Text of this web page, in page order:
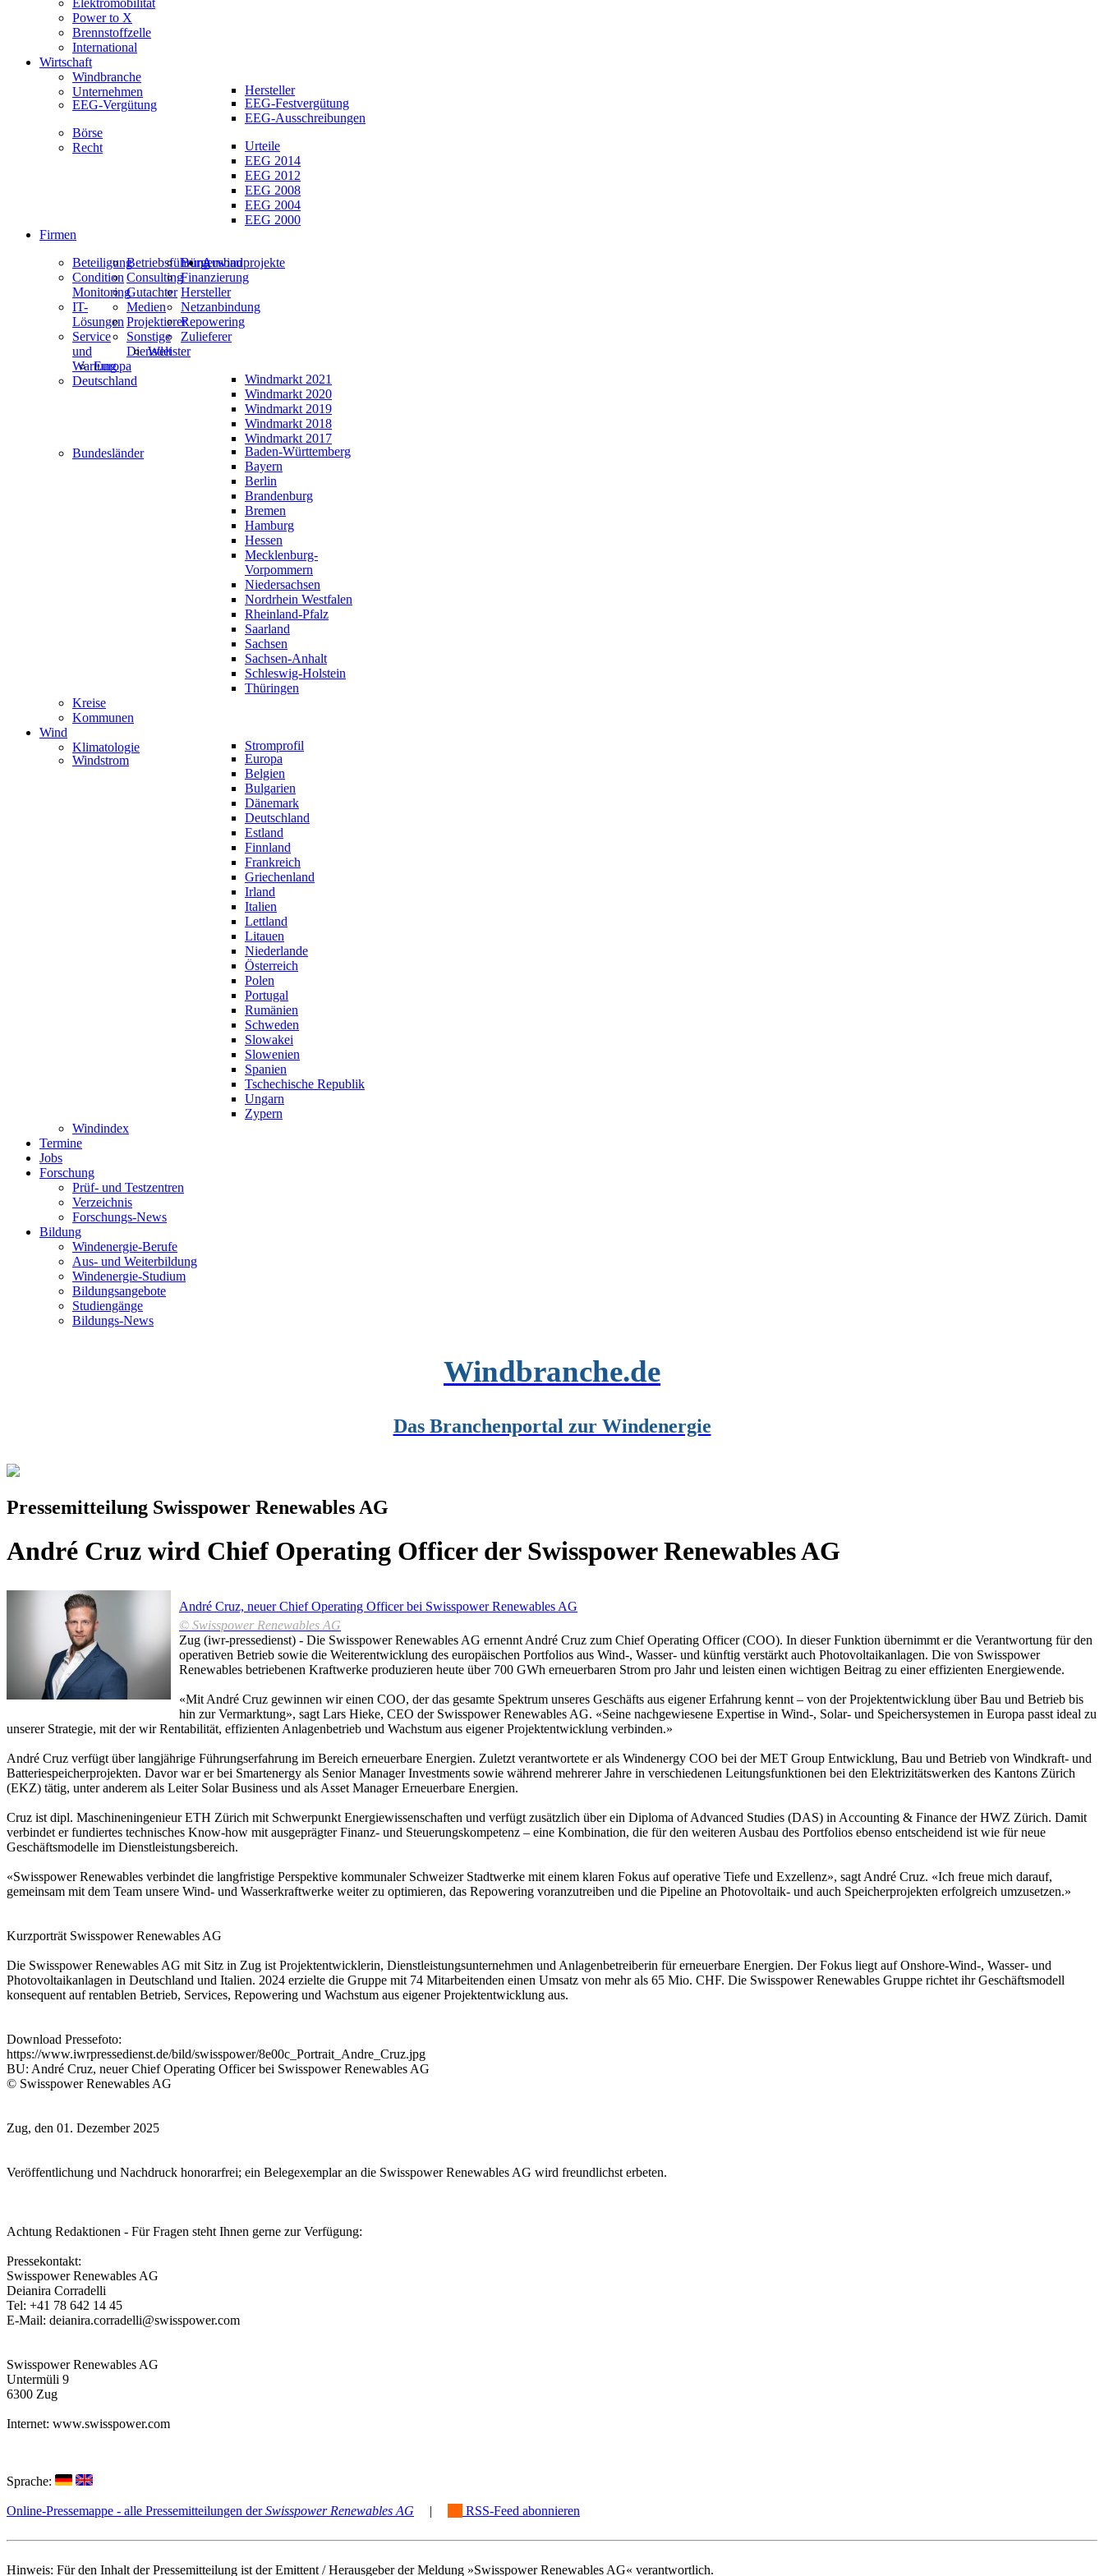
Elektromobilität
Power to X
Brennstoffzelle
International
Wirtschaft
Windbranche
Unternehmen
Hersteller
EEG-Vergütung
EEG-Festvergütung
EEG-Ausschreibungen
Börse
Recht
Urteile
EEG 2014
EEG 2012
EEG 2008
EEG 2004
EEG 2000
Firmen
BeteiligungBetriebsführungBürgerwindprojekte
Condition
Monitoring
ConsultingFinanzierung
Gutachter Hersteller
IT-
Lösungen
Medien
Netzanbindung
ProjektiererRepowering
Service
und
Wartung
Sonstige
Dienstleister
Zulieferer
Ausbau
Welt
Europa
Deutschland
Windmarkt 2021
Windmarkt 2020
Windmarkt 2019
Windmarkt 2018
Windmarkt 2017
Bundesländer
Baden-Württemberg
Bayern
Berlin
Brandenburg
Bremen
Hamburg
Hessen
Mecklenburg-
Vorpommern
Niedersachsen
Nordrhein Westfalen
Rheinland-Pfalz
Saarland
Sachsen
Sachsen-Anhalt
Schleswig-Holstein
Thüringen
Kreise
Kommunen
Wind
Klimatologie
Stromprofil
Windstrom
Europa
Belgien
Bulgarien
Dänemark
Deutschland
Estland
Finnland
Frankreich
Griechenland
Irland
Italien
Lettland
Litauen
Niederlande
Österreich
Polen
Portugal
Rumänien
Schweden
Slowakei
Slowenien
Spanien
Tschechische Republik
Ungarn
Zypern
Windindex
Termine
Jobs
Forschung
Prüf- und Testzentren
Verzeichnis
Forschungs-News
Bildung
Windenergie-Berufe
Aus- und Weiterbildung
Windenergie-Studium
Bildungsangebote
Studiengänge
Bildungs-News
Windbranche.de
Das Branchenportal zur Windenergie
Pressemitteilung Swisspower Renewables AG
André Cruz wird Chief Operating Officer der Swisspower Renewables AG
André Cruz, neuer Chief Operating Officer bei Swisspower Renewables AG
© Swisspower Renewables AG
Zug (iwr-pressedienst) - Die Swisspower Renewables AG ernennt André Cruz zum Chief Operating Officer (COO). In dieser Funktion übernimmt er die Verantwortung für den
operativen Betrieb sowie die Weiterentwicklung des europäischen Portfolios aus Wind-, Wasser- und künftig verstärkt auch Photovoltaikanlagen. Die von Swisspower
Renewables betriebenen Kraftwerke produzieren heute über 700 GWh erneuerbaren Strom pro Jahr und leisten einen wichtigen Beitrag zu einer effizienten Energiewende.
«Mit André Cruz gewinnen wir einen COO, der das gesamte Spektrum unseres Geschäfts aus eigener Erfahrung kennt – von der Projektentwicklung über Bau und Betrieb bis
hin zur Vermarktung», sagt Lars Hieke, CEO der Swisspower Renewables AG. «Seine nachgewiesene Expertise in Wind-, Solar- und Speichersystemen in Europa passt ideal zu
unserer Strategie, mit der wir Rentabilität, effizienten Anlagenbetrieb und Wachstum aus eigener Projektentwicklung verbinden.»
André Cruz verfügt über langjährige Führungserfahrung im Bereich erneuerbare Energien. Zuletzt verantwortete er als Windenergy COO bei der MET Group Entwicklung, Bau und Betrieb von Windkraft- und
Batteriespeicherprojekten. Davor war er bei Smartenergy als Senior Manager Investments sowie während mehrerer Jahre in verschiedenen Leitungsfunktionen bei den Elektrizitätswerken des Kantons Zürich
(EKZ) tätig, unter anderem als Leiter Solar Business und als Asset Manager Erneuerbare Energien.
Cruz ist dipl. Maschineningenieur ETH Zürich mit Schwerpunkt Energiewissenschaften und verfügt zusätzlich über ein Diploma of Advanced Studies (DAS) in Accounting & Finance der HWZ Zürich. Damit
verbindet er fundiertes technisches Know-how mit ausgeprägter Finanz- und Steuerungskompetenz – eine Kombination, die für den weiteren Ausbau des Portfolios ebenso entscheidend ist wie für neue
Geschäftsmodelle im Dienstleistungsbereich.
«Swisspower Renewables verbindet die langfristige Perspektive kommunaler Schweizer Stadtwerke mit einem klaren Fokus auf operative Tiefe und Exzellenz», sagt André Cruz. «Ich freue mich darauf,
gemeinsam mit dem Team unsere Wind- und Wasserkraftwerke weiter zu optimieren, das Repowering voranzutreiben und die Pipeline an Photovoltaik- und auch Speicherprojekten erfolgreich umzusetzen.»
Kurzporträt Swisspower Renewables AG
Die Swisspower Renewables AG mit Sitz in Zug ist Projektentwicklerin, Dienstleistungsunternehmen und Anlagenbetreiberin für erneuerbare Energien. Der Fokus liegt auf Onshore-Wind-, Wasser- und
Photovoltaikanlagen in Deutschland und Italien. 2024 erzielte die Gruppe mit 74 Mitarbeitenden einen Umsatz von mehr als 65 Mio. CHF. Die Swisspower Renewables Gruppe richtet ihr Geschäftsmodell
konsequent auf rentablen Betrieb, Services, Repowering und Wachstum aus eigener Projektentwicklung aus.
Download Pressefoto:
https://www.iwrpressedienst.de/bild/swisspower/8e00c_Portrait_Andre_Cruz.jpg
BU: André Cruz, neuer Chief Operating Officer bei Swisspower Renewables AG
© Swisspower Renewables AG
Zug, den 01. Dezember 2025
Veröffentlichung und Nachdruck honorarfrei; ein Belegexemplar an die Swisspower Renewables AG wird freundlichst erbeten.
Achtung Redaktionen - Für Fragen steht Ihnen gerne zur Verfügung:
Pressekontakt:
Swisspower Renewables AG
Deianira Corradelli
Tel: +41 78 642 14 45
E-Mail: deianira.corradelli@swisspower.com
Swisspower Renewables AG
Untermüli 9
6300 Zug
Internet: www.swisspower.com
Sprache:
Online-Pressemappe - alle Pressemitteilungen derSwisspower Renewables AG | RSS-Feed abonnieren
Hinweis: Für den Inhalt der Pressemitteilung ist der Emittent / Herausgeber der Meldung »Swisspower Renewables AG« verantwortlich.